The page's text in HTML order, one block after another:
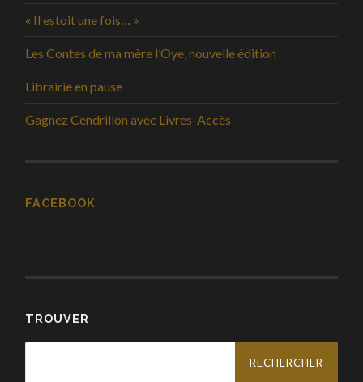
« Il estoit une fois… »
Les Contes de ma mère l’Oye, nouvelle édition
Librairie en pause
Gagnez Cendrillon avec Livres-Accès
FACEBOOK
TROUVER
Rechercher :